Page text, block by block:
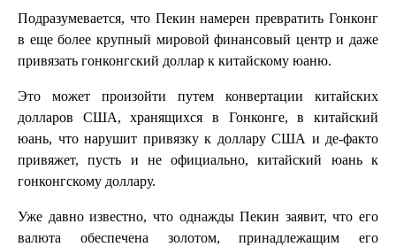
Подразумевается, что Пекин намерен превратить Гонконг
в еще более крупный мировой финансовый центр и даже
привязать гонконгский доллар к китайскому юаню.
Это может произойти путем конвертации китайских
долларов США, хранящихся в Гонконге, в китайский
юань, что нарушит привязку к доллару США и де-факто
привяжет, пусть и не официально, китайский юань к
гонконгскому доллару.
Уже давно известно, что однажды Пекин заявит, что его
валюта обеспечена золотом, принадлежащим его